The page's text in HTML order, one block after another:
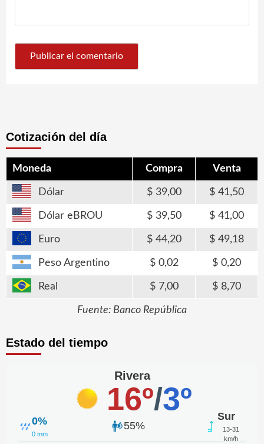
Cotización del día
Moneda Compra Venta
Dólar 39,00 41,50
Dólar eBROU 39,50 41,00
Euro 44,20 49,18
Peso Argentino 0,02 0,20
Real 7,00 8,70
Fuente: Banco República
Estado del tiempo
Rivera
16º/3º
0%
0 mm
55%
Sur
13-31
km/h